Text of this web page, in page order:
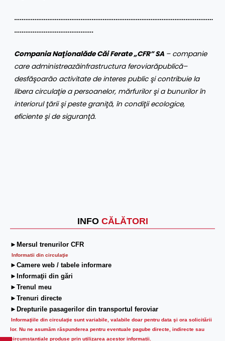
INFO CĂLĂTORI
►Mersul trenurilor CFR
Informatii din circulaţie
►Camere web / tabele informare
►Informaţii din gări
►Trenul meu
►Trenuri directe
►Drepturile pasagerilor din transportul feroviar
Informaţiile din circulaţie sunt variabile, valabile doar pentru data şi ora solicitării
lor. Nu ne asumăm răspunderea pentru eventuale pagube directe, indirecte sau
circumstanțiale produse prin utilizarea acestor informații.
………………………………………………………………………………………………
…………………………………….
Compania Naţionalăde Căi Ferate „CFR” SA – companie
care administreazăinfrastructura feroviarăpublică–
desfăşoarăo activitate de interes public şi contribuie la
libera circulaţie a persoanelor, mărfurilorşi a bunurilor în
interiorulţăriişi peste graniţă, în condiţii ecologice,
eficiente şi de siguranţă.